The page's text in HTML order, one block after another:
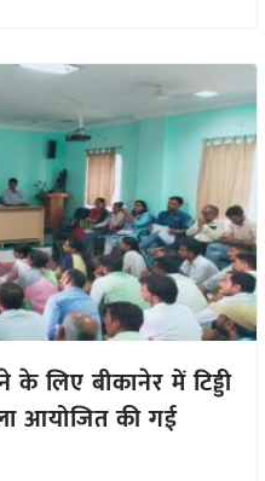
लिए बीकानेर में टिड्डी
आयोजित की गई